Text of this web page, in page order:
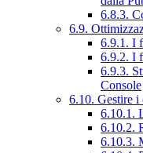
6.8.3.
6.9.
6.9.1. I
6.9.2. I
6.9.3.
Console
6.10. Gestire i
6.10.1.
6.10.2.
6.10.3.